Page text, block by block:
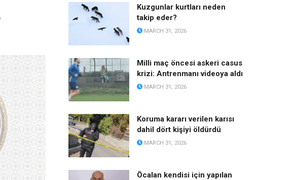
Kuzgunlar kurtları neden
takip eder?
MARCH 31, 2026
Milli maç öncesi askeri casus
krizi: Antrenmanı videoya aldı
MARCH 31, 2026
Koruma kararı verilen karısı
dahil dört kişiyi öldürdü
MARCH 31, 2026
Öcalan kendisi için yapılan